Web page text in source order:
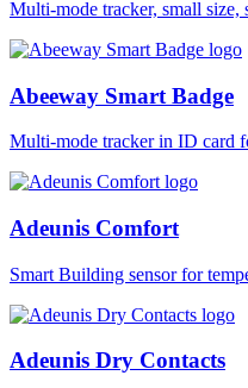
Multi-mode tracker, small
Abeeway Smart Badge
Multi-mode tracker in ID card
Adeunis Comfort
Smart Building sensor for
Adeunis Dry Contacts